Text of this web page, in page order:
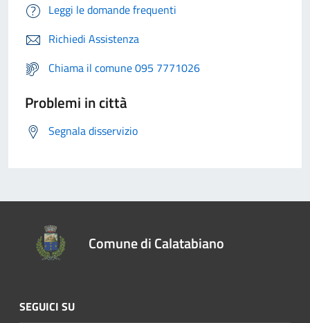
Leggi le domande frequenti
Richiedi Assistenza
Chiama il comune 095 7771026
Problemi in città
Segnala disservizio
Comune di Calatabiano
SEGUICI SU